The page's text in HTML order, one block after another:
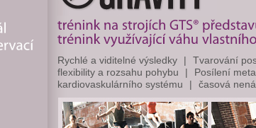
Rychlé a viditelné výsledky Tvarování
flexibility a rozsahu pohybu
Posílení
kardiovaskulárního systému
časová